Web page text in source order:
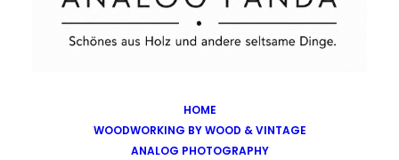
HOME
WOODWORKING BY WOOD & VINTAGE
ANALOG PHOTOGRAPHY